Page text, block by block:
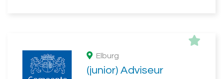
Elburg
(junior) Adviseur